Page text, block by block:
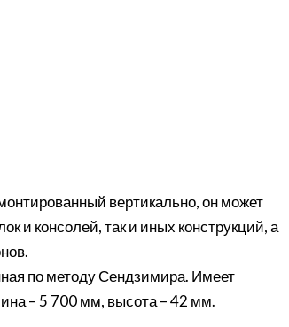
вертикально, он может
и консолей, так и иных конструкций, а
по методу Сендзимира. Имеет
– 5 700 мм, высота – 42 мм.